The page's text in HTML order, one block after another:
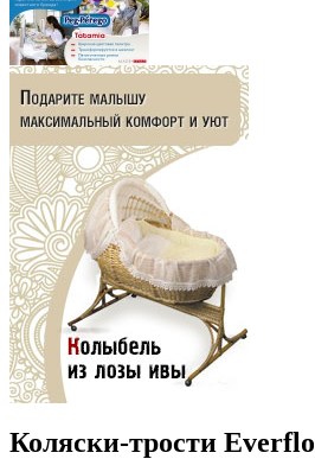
Коляски-трости Everflo